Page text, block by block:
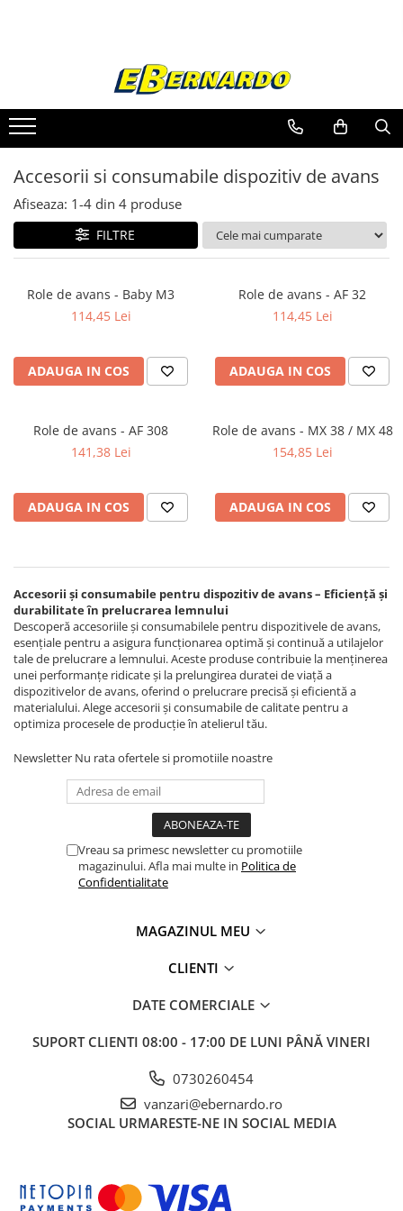
Prelucrare metal
Fierastraie pentru metal
Ferastraie mobile pentru metal
Fierastraie prelucrare metal
Ferastraie orizontale pentru metal
Ferastraie circulare pentru metal
Dispozitive de sudare pentru panze
panglica
doua coloane
Ferastraie metal cu banda si taiere
Ferastraie prelucrare metal cu
banda si taiere dubla
Strunguri pentru metal
Strunguri CNC
Strunguri cu surub de ghidare
Strunguri universale cu afisaj
digital
Strunguri universale cu viteza
variabila
Masini de gaurit
Masini de gaurit - Vario - cu masa
si coloana
Masini de gaurit cu angrenaj, masa
Masini de gaurit cu coloana
Masini de gaurit cu coloana si cap
Masini de gaurit cu coloana si
curea de distributie
Masini de gaurit cu stand si
Masini de gaurit cu freza
Masini de frezat universale
Masini de frezat cu batiu
Masini de frezat multifunctionale
Masini de frezat universale SERVO
Masini de slefuit metal
Accesorii si consumabile dispozitiv de avans
Afiseaza: 1-4 din 4 produse
FILTRE
Role de avans - Baby M3
114,45 Lei
ADAUGA IN COS
Role de avans - AF 32
114,45 Lei
ADAUGA IN COS
Role de avans - AF 308
141,38 Lei
ADAUGA IN COS
Role de avans - MX 38 / MX 48
154,85 Lei
ADAUGA IN COS
Accesorii și consumabile pentru dispozitiv de avans – Eficiență și
durabilitate în prelucrarea lemnului
Descoperă accesoriile și consumabilele pentru dispozitivele de avans,
esențiale pentru a asigura funcționarea optimă și continuă a utilajelor
tale de prelucrare a lemnului. Aceste produse contribuie la menținerea
unei performanțe ridicate și la prelungirea duratei de viață a
dispozitivelor de avans, oferind o prelucrare precisă și eficientă a
materialului. Alege accesorii și consumabile de calitate pentru a
optimiza procesele de producție în atelierul tău.
Newsletter Nu rata ofertele si promotiile noastre
Vreau sa primesc newsletter cu promotiile
magazinului. Afla mai multe in Politica de
Confidentialitate
MAGAZINUL MEU
CLIENTI
DATE COMERCIALE
SUPORT CLIENTI 08:00 - 17:00 DE LUNI PÂNĂ VINERI
0730260454
vanzari@ebernardo.ro
SOCIAL URMARESTE-NE IN SOCIAL MEDIA